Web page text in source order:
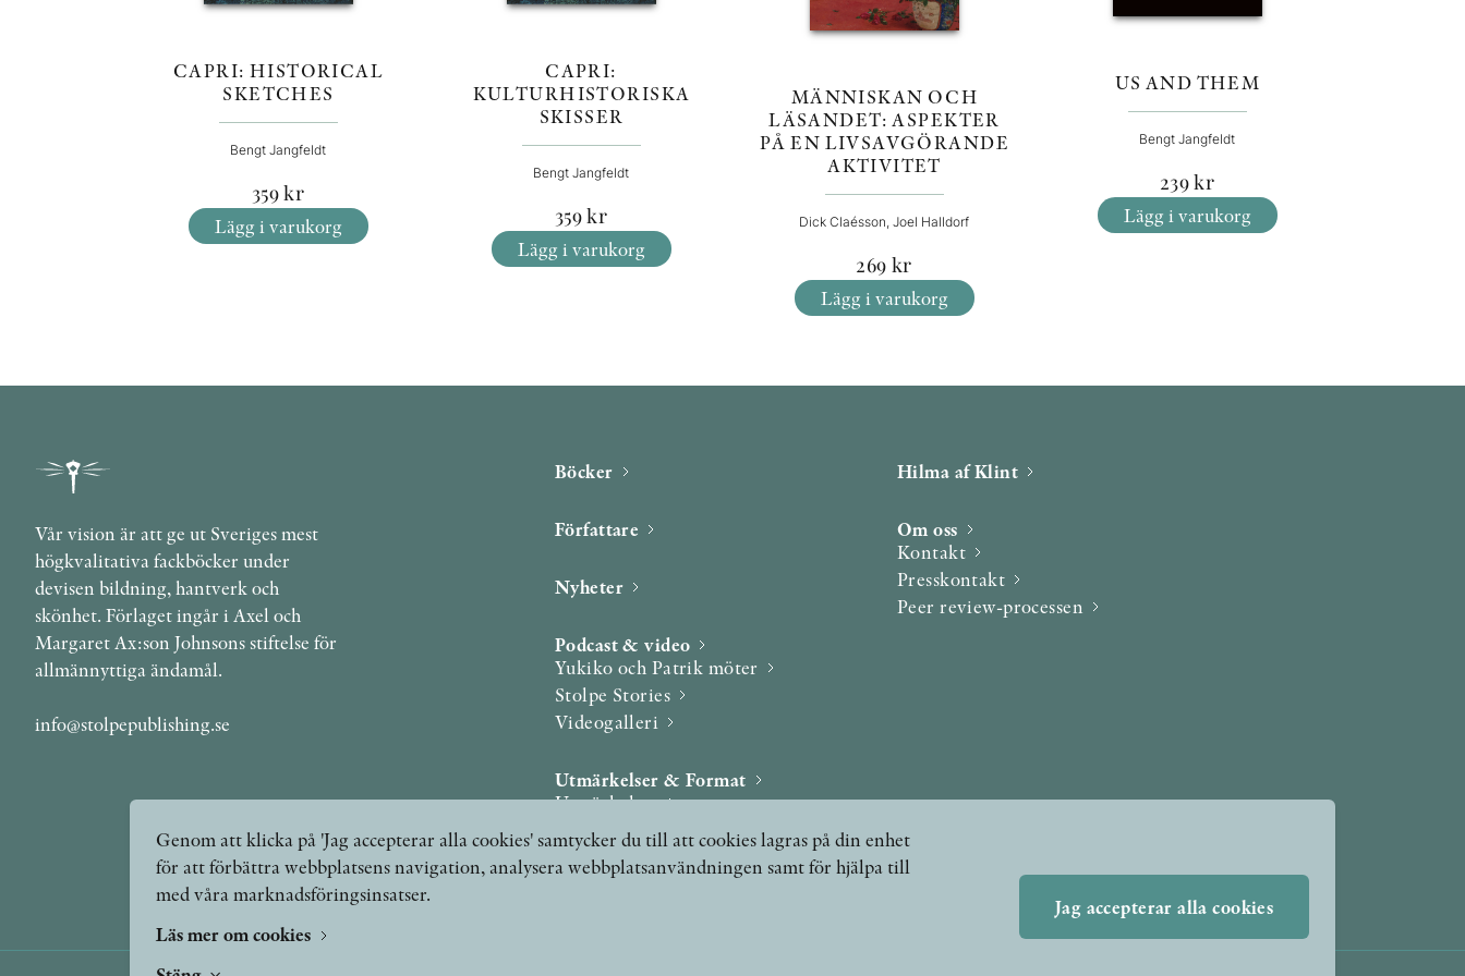
CAPRI: HISTORICAL
SKETCHES
Bengt Jangfeldt
359kr
Lägg i varukorg
CAPRI:
KULTURHISTORISKA
SKISSER
Bengt Jangfeldt
359kr
Lägg i varukorg
MÄNNISKAN OCH
LÄSANDET: ASPEKTER
PÅ EN LIVSAVGÖRANDE
AKTIVITET
Dick Claésson, Joel Halldorf
269 kr
Lägg i varukorg
US AND THEM
Bengt Jangfeldt
239kr
Lägg i varukorg
Vår vision är att ge ut Sveriges mest
högkvalitativa fackböcker under
devisen bildning, hantverk och
skönhet. Förlaget ingår i Axel och
Margaret Ax:son Johnsons stiftelse för
allmännyttiga ändamål.
info@stolpepublishing.se
Böcker
Författare
Nyheter
Podcast & video
Yukiko och Patrik möter
Stolpe Stories
Videogalleri
Utmärkelser & Format
Utmärkelser
Övriga format
Hilma af Klint
Om oss
Kontakt
Presskontakt
Peer review-processen
Genom att klicka på 'Jag accepterar alla cookies' samtycker du till att cookies lagras på din enhet
för att förbättra webbplatsens navigation, analysera webbplatsanvändningen samt för hjälpa till
med våra marknadsföringsinsatser.
Läs mer om cookies
Jag accepterar alla cookies